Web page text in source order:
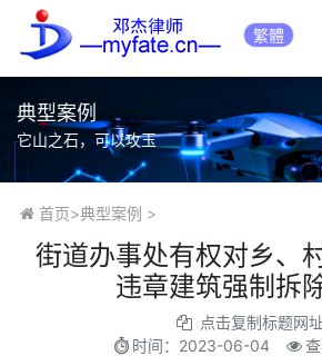
繁體
典型案例
它山之石，可以攻玉
首页>典型案例 >
街道办事处有权对乡、
违章建筑强制拆
点击复制标题网
时间： 2023-06-04